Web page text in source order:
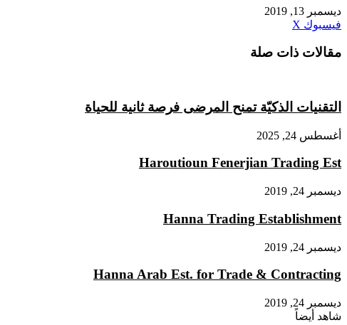
ديسمبر 13, 2019
فيسبوك X
البريد
مقالات ذات صلة
التقنيات الذكيّة تمنح المرضى فرصة ثانية للحياة
أغسطس 24, 2025
Haroutioun Fenerjian Trading Est
ديسمبر 24, 2019
Hanna Trading Establishment
ديسمبر 24, 2019
Hanna Arab Est. for Trade & Contracting
ديسمبر 24, 2019
شاهد أيضاً